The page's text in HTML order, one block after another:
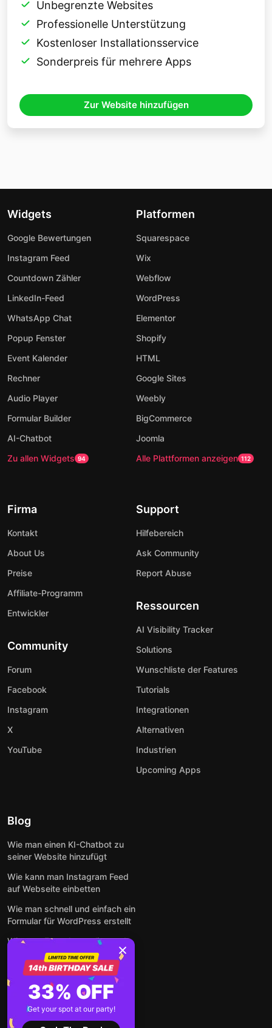
Unbegrenzte Websites
Professionelle Unterstützung
Kostenloser Installationsservice
Sonderpreis für mehrere Apps
Zur Website hinzufügen
Widgets
Google Bewertungen
Instagram Feed
Countdown Zähler
LinkedIn-Feed
WhatsApp Chat
Popup Fenster
Event Kalender
Rechner
Audio Player
Formular Builder
AI-Chatbot
Zu allen Widgets 94
Platformen
Squarespace
Wix
Webflow
WordPress
Elementor
Shopify
HTML
Google Sites
Weebly
BigCommerce
Joomla
Alle Plattformen anzeigen 112
Firma
Kontakt
About Us
Preise
Affiliate-Programm
Entwickler
Community
Forum
Facebook
Instagram
X
YouTube
Support
Hilfebereich
Ask Community
Report Abuse
Ressourcen
AI Visibility Tracker
Solutions
Wunschliste der Features
Tutorials
Integrationen
Alternativen
Industrien
Upcoming Apps
Blog
Wie man einen KI-Chatbot zu
seiner Website hinzufügt
Wie kann man Instagram Feed
auf Webseite einbetten
Wie man schnell und einfach ein
Formular für WordPress erstellt
Wie man Formulare online und
kostenlos auf jeder Website
einbettet
So betten Sie Google-
Bewertungen kostenlos auf
einer Website ein
33% OFF
Get your spot at our party!